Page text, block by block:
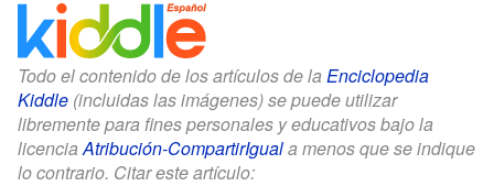
Todo el contenido de los artículos de la Enciclopedia
Kiddle (incluidas las imágenes) se puede utilizar
libremente para fines personales y educativos bajo la
licenciaAtribución-CompartirIguala menos que se indique
lo contrario. Citar este artículo: